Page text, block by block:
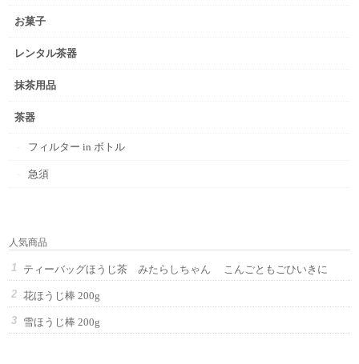
お菓子
レンタル茶器
抹茶用品
茶器
フィルター in ボトル
急須
人気商品
ティーバッグほうじ茶 みたらしちゃん こんごともごひいきに
花ほうじ棒 200g
雪ほうじ棒 200g